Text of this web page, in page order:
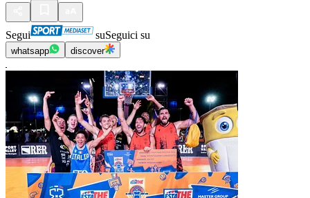
Segui suSeguici su
whatsapp discover